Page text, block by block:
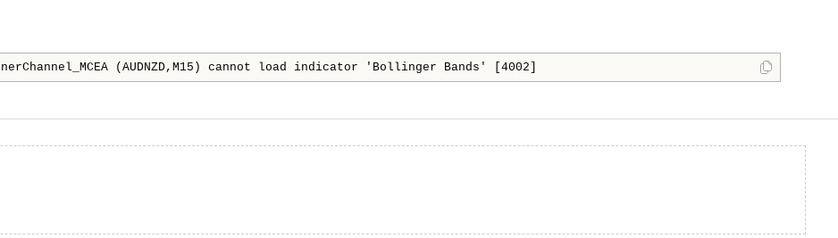
(AUDNZD,M15) cannot load indicator 'Bollinger Bands' [4002]